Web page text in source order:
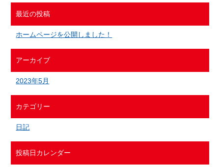
最近の投稿
ホームページを公開しました！
アーカイブ
2023年5月
カテゴリー
日記
投稿日カレンダー